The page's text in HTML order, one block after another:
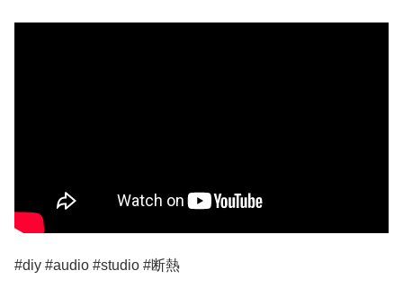
#diy #audio #studio #断熱